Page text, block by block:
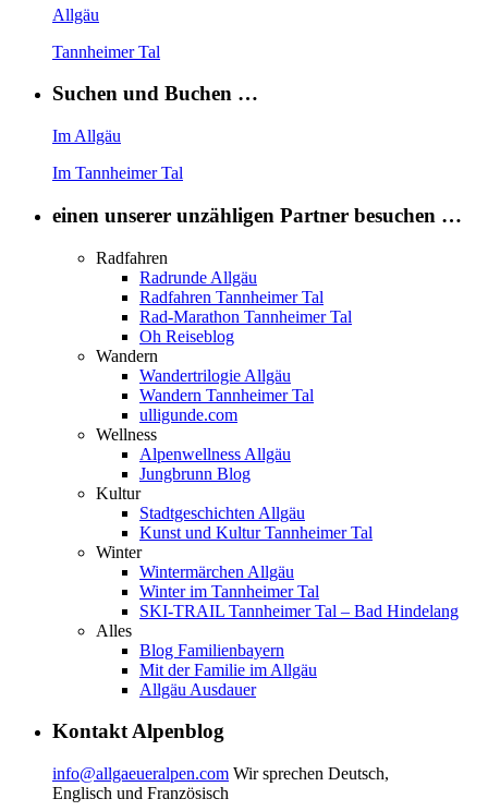
Allgäu
Tannheimer Tal
Suchen und Buchen …
Im Allgäu
Im Tannheimer Tal
einen unserer unzähligen Partner besuchen …
Radfahren
Radrunde Allgäu
Radfahren Tannheimer Tal
Rad-Marathon Tannheimer Tal
Oh Reiseblog
Wandern
Wandertrilogie Allgäu
Wandern Tannheimer Tal
ulligunde.com
Wellness
Alpenwellness Allgäu
Jungbrunn Blog
Kultur
Stadtgeschichten Allgäu
Kunst und Kultur Tannheimer Tal
Winter
Wintermärchen Allgäu
Winter im Tannheimer Tal
SKI-TRAIL Tannheimer Tal – Bad Hindelang
Alles
Blog Familienbayern
Mit der Familie im Allgäu
Allgäu Ausdauer
Kontakt Alpenblog
info@allgaeueralpen.com Wir sprechen Deutsch,
Englisch und Französisch